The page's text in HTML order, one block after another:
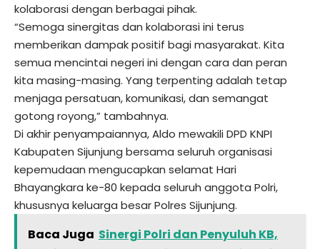
kolaborasi dengan berbagai pihak.
“Semoga sinergitas dan kolaborasi ini terus
memberikan dampak positif bagi masyarakat. Kita
semua mencintai negeri ini dengan cara dan peran
kita masing-masing. Yang terpenting adalah tetap
menjaga persatuan, komunikasi, dan semangat
gotong royong,” tambahnya.
Di akhir penyampaiannya, Aldo mewakili DPD KNPI
Kabupaten Sijunjung bersama seluruh organisasi
kepemudaan mengucapkan selamat Hari
Bhayangkara ke-80 kepada seluruh anggota Polri,
khususnya keluarga besar Polres Sijunjung.
Baca Juga Sinergi Polri dan Penyuluh KB,